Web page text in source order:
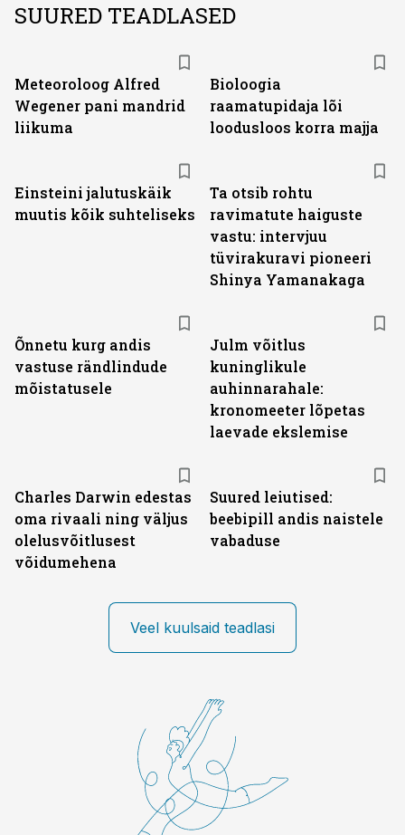
SUURED TEADLASED
Meteoroloog Alfred
Wegener pani mandrid
liikuma
Bioloogia
raamatupidaja lõi
loodusloos korra majja
Einsteini jalutuskäik
muutis kõik suhteliseks
Ta otsib rohtu
ravimatute haiguste
vastu: intervjuu
tüvirakuravi pioneeri
Shinya Yamanakaga
Õnnetu kurg andis
vastuse rändlindude
mõistatusele
Julm võitlus
kuninglikule
auhinnarahale:
kronomeeter lõpetas
laevade ekslemise
Charles Darwin edestas
oma rivaali ning väljus
olelusvõitlusest
võidumehena
Suured leiutised:
beebipill andis naistele
vabaduse
Veel kuulsaid teadlasi